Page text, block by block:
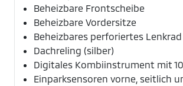
Beheizbare Frontscheibe
Beheizbare Vordersitze
Beheizbares perforiertes Lenkrad
Dachreling (silber)
Digitales Kombiinstrument mit
Einparksensoren vorne, seitlich